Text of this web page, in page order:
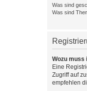
Was sind
Was sind
Wozu
Eine
Zugriff auf
empfehlen